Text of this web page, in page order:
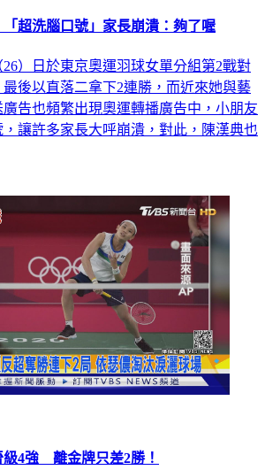
超洗腦口號」家長崩潰：夠了喔
）日於東京奧運羽球女單分組第2戰對
最後以直落二拿下2連勝，而近來她與藝
告也頻繁出現奧運轉播廣告中，小朋友
讓許多家長大呼崩潰，對此，陳漢典也
4強 離金牌只差2勝！